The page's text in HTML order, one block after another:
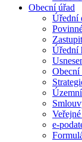
Obecní úřad
Úřední
Úřední
e-